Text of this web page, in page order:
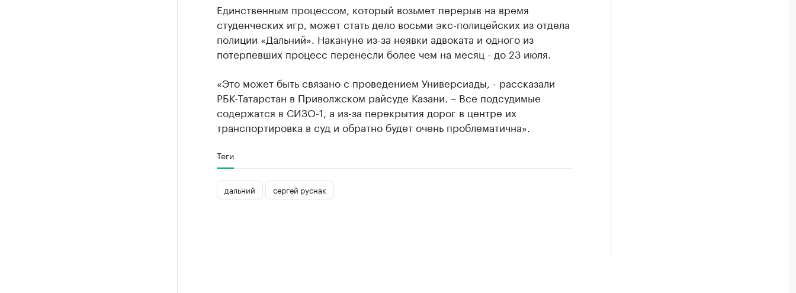
Единственным процессом, который возьмет перерыв на время
студенческих игр, может стать дело восьми экс-полицейских из отдела
полиции «Дальний». Накануне из-за неявки адвоката и одного из
потерпевших процесс перенесли более чем на месяц - до 23 июля.
«Это может быть связано с проведением Универсиады, - рассказали
РБК-Татарстан в Приволжском райсуде Казани. – Все подсудимые
содержатся в СИЗО-1, а из-за перекрытия дорог в центре их
транспортировка в суд и обратно будет очень проблематична».
Теги
дальний сергей руснак